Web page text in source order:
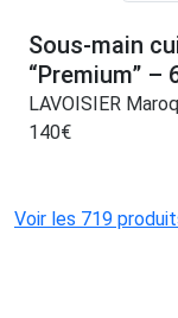
Sous-main
“Premium” –
LAVOISIER
140€
Voir les 719